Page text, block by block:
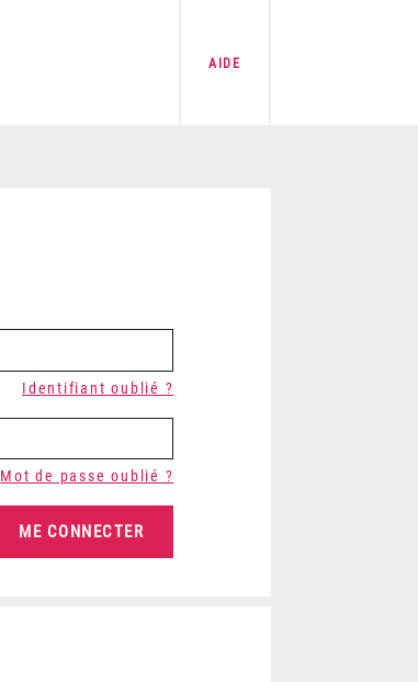
AIDE
Identifiant oublié ?
Mot de passe oublié ?